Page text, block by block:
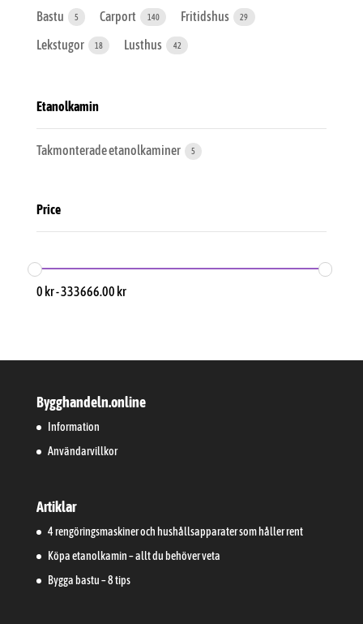
Bastu 5 Carport 140 Fritidshus 29
Lekstugor 18 Lusthus 42
Etanolkamin
Takmonterade etanolkaminer 5
Price
0 kr-333666.00 kr
Bygghandeln.online
Information
Användarvillkor
Artiklar
4 rengöringsmaskiner och hushållsapparater som håller rent
Köpa etanolkamin – allt du behöver veta
Bygga bastu – 8 tips